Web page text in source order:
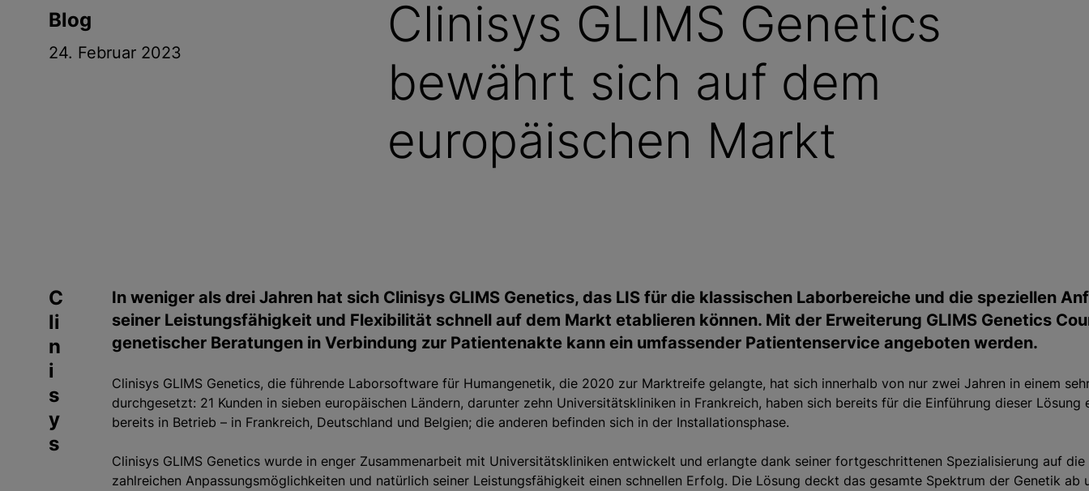
Blog
24. Februar 2023
Clinisys GLIMS Genetics
bewährt sich auf dem
europäischen Markt
C
li
n
i
s
y
s
In weniger als drei Jahren hat sich Clinisys GLIMS Genetics, das LIS für die klassischen Laborbereiche und die speziellen
seiner Leistungsfähigkeit und Flexibilität schnell auf dem Markt etablieren können. Mit der Erweiterung GLIMS Genetics
genetischer Beratungen in Verbindung zur Patientenakte kann ein umfassender Patientenservice angeboten werden.
Clinisys GLIMS Genetics, die führende Laborsoftware für Humangenetik, die 2020 zur Marktreife gelangte, hat sich innerhalb von nur zwei Jahren in einem
durchgesetzt: 21 Kunden in sieben europäischen Ländern, darunter zehn Universitätskliniken in Frankreich, haben sich bereits für die Einführung dieser
bereits in Betrieb – in Frankreich, Deutschland und Belgien; die anderen befinden sich in der Installationsphase.
Clinisys GLIMS Genetics wurde in enger Zusammenarbeit mit Universitätskliniken entwickelt und erlangte dank seiner fortgeschrittenen Spezialisierung auf
zahlreichen Anpassungsmöglichkeiten und natürlich seiner Leistungsfähigkeit einen schnellen Erfolg. Die Lösung deckt das gesamte Spektrum der Genetik